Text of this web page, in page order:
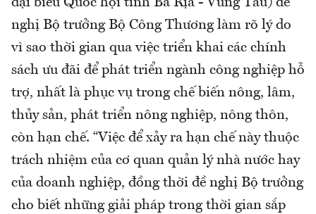
đại biểu Quốc hội tỉnh Bà Rịa - Vũng Tàu) đề
nghị Bộ trưởng Bộ Công Thương làm rõ lý do
vì sao thời gian qua việc triển khai các chính
sách ưu đãi để phát triển ngành công nghiệp hỗ
trợ, nhất là phục vụ trong chế biến nông, lâm,
thủy sản, phát triển nông nghiệp, nông thôn,
còn hạn chế. “Việc để xảy ra hạn chế này thuộc
trách nhiệm của cơ quan quản lý nhà nước hay
của doanh nghiệp, đồng thời đề nghị Bộ trưởng
cho biết những giải pháp trong thời gian sắp